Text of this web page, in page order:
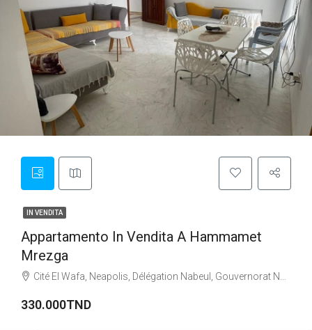
IN VENDITA
Appartamento In Vendita A Hammamet
Mrezga
Cité El Wafa, Neapolis, Délégation Nabeul, Gouvernorat Nabeul, Tunisi
330.000TND